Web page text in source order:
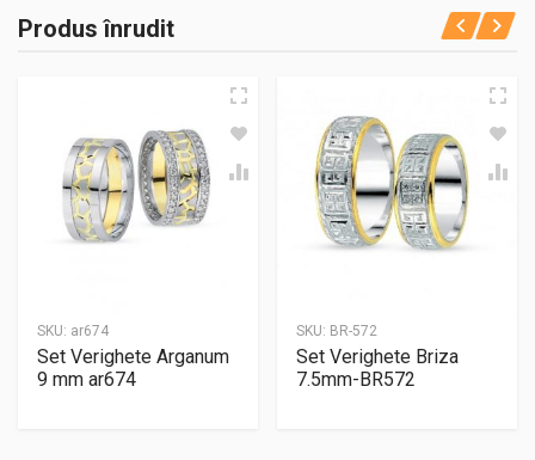
Produs înrudit
SKU: ar674
Set Verighete Arganum
9 mm ar674
SKU: BR-572
Set Verighete Briza
7.5mm-BR572